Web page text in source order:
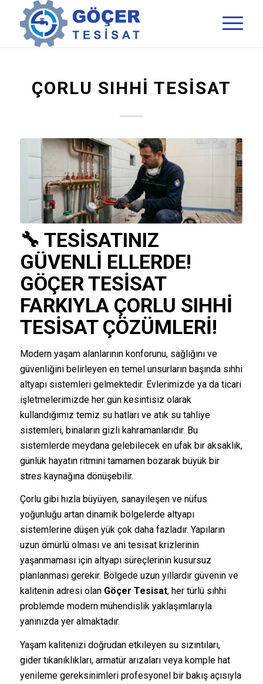
ÇORLU SIHHI TESISAT
🔧 TESISATINIZ
GÜVENLI ELLERDE!
GÖÇER TESISAT
FARKIYLA ÇORLU SIHHI
TESISAT ÇÖZÜMLERI!
Modern yaşam alanlarının konforunu, sağlığını ve
güvenliğini belirleyen en temel unsurların başında sıhhi
altyapı sistemleri gelmektedir. Evlerimizde ya da ticari
işletmelerimizde her gün kesintisiz olarak
kullandığımız temiz su hatları ve atık su tahliye
sistemleri, binaların gizli kahramanlarıdır. Bu
sistemlerde meydana gelebilecek en ufak bir aksaklık,
günlük hayatın ritmini tamamen bozarak büyük bir
stres kaynağına dönüşebilir.
Çorlu gibi hızla büyüyen, sanayileşen ve nüfus
yoğunluğu artan dinamik bölgelerde altyapı
sistemlerine düşen yük çok daha fazladır. Yapıların
uzun ömürlü olması ve ani tesisat krizlerinin
yaşanmaması için altyapı süreçlerinin kusursuz
planlanması gerekir. Bölgede uzun yıllardır güvenin ve
kalitenin adresi olan Göçer Tesisat, her türlü sıhhi
problemde modern mühendislik yaklaşımlarıyla
yanınızda yer almaktadır.
Yaşam kalitenizi doğrudan etkileyen su sızıntıları,
gider tıkanıklıkları, armatür arızaları veya komple hat
yenileme gereksinimleri profesyonel bir bakış açısıyla